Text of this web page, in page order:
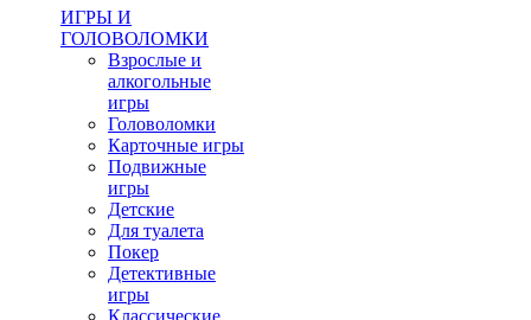
ИГРЫ И
ГОЛОВОЛОМКИ
Взрослые и
алкогольные
игры
Головоломки
Карточные игры
Подвижные
игры
Детские
Для туалета
Покер
Детективные
игры
Классические